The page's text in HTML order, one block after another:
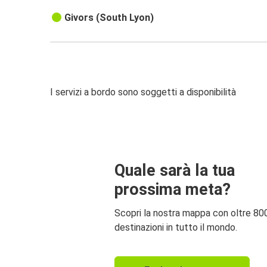
Givors (South Lyon)
I servizi a bordo sono soggetti a disponibilità
Quale sarà la tua
prossima meta?
Scopri la nostra mappa con oltre
destinazioni in tutto il mondo.